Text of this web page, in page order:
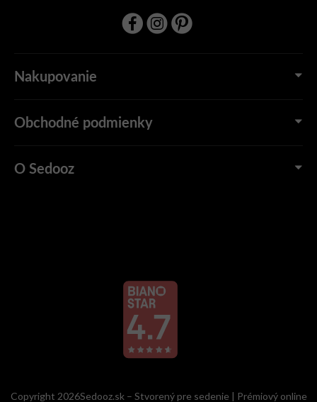
Nakupovanie
Obchodné podmienky
O Sedooz
Copyright 2026Sedooz.sk – Stvorený pre sedenie | Prémiový online